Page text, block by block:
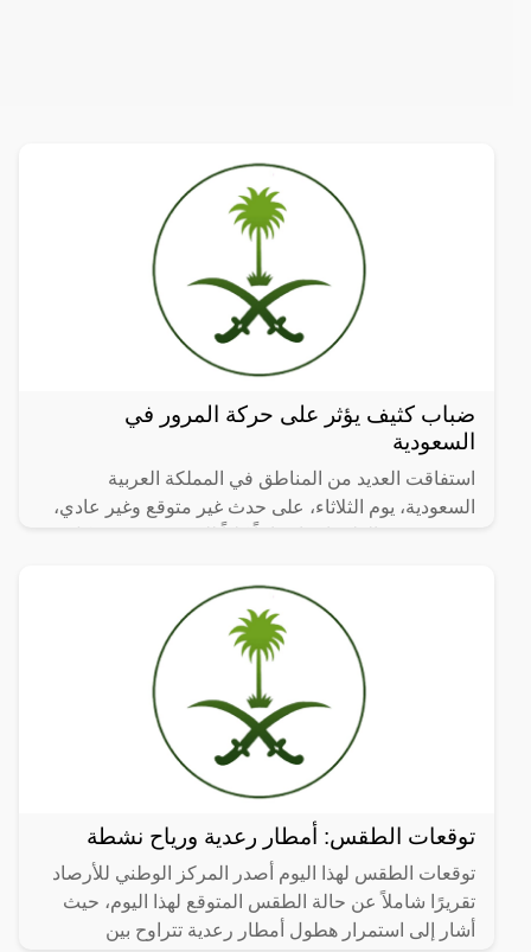
ضباب كثيف يؤثر على حركة المرور في
السعودية
استفاقت العديد من المناطق في المملكة العربية
السعودية، يوم الثلاثاء، على حدث غير متوقع وغير عادي،
توقعات الطقس: أمطار رعدية ورياح نشطة
توقعات الطقس لهذا اليوم أصدر المركز الوطني للأرصاد
تقريرًا شاملاً عن حالة الطقس المتوقع لهذا اليوم، حيث
أشار إلى استمرار هطول أمطار رعدية تتراوح بين